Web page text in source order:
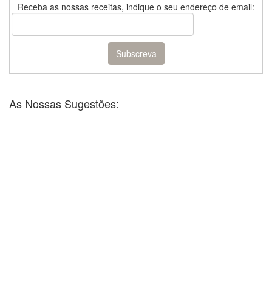
Receba as nossas receitas, indique o seu endereço de email:
As Nossas Sugestões: